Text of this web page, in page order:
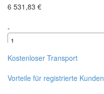
6 531,83 €
-
+
Kostenloser Transport
Vorteile für registrierte Kunden